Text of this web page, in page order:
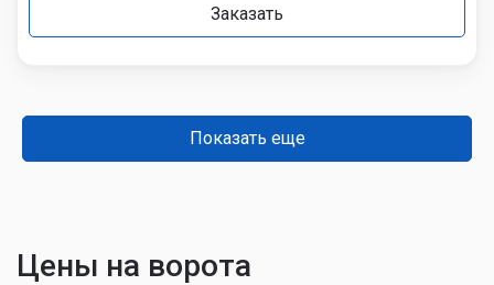
Заказать
Показать еще
Цены на ворота